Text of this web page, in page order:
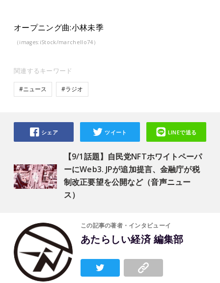
オープニング曲:小林未季
（images:iStock/marchello74）
関連するキーワード
#ニュース #ラジオ
【9/1話題】自民党NFTホワイトペーパ
ーにWeb3. JPが追加提言、金融庁が税
制改正要望を公開など（音声ニュー
ス）
シェア ツイート LINEで送る
この記事の著者・インタビューイ
あたらしい経済 編集部